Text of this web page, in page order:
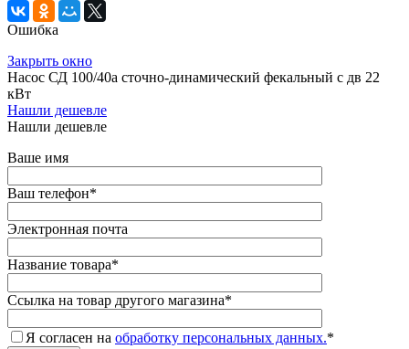
Ошибка
Закрыть окно
Насос СД 100/40а сточно-динамический фекальный с дв 22
кВт
Нашли дешевле
Нашли дешевле
Ваше имя
Ваш телефон*
Электронная почта
Название товара*
Ссылка на товар другого магазина*
Я согласен на обработку персональных данных.*